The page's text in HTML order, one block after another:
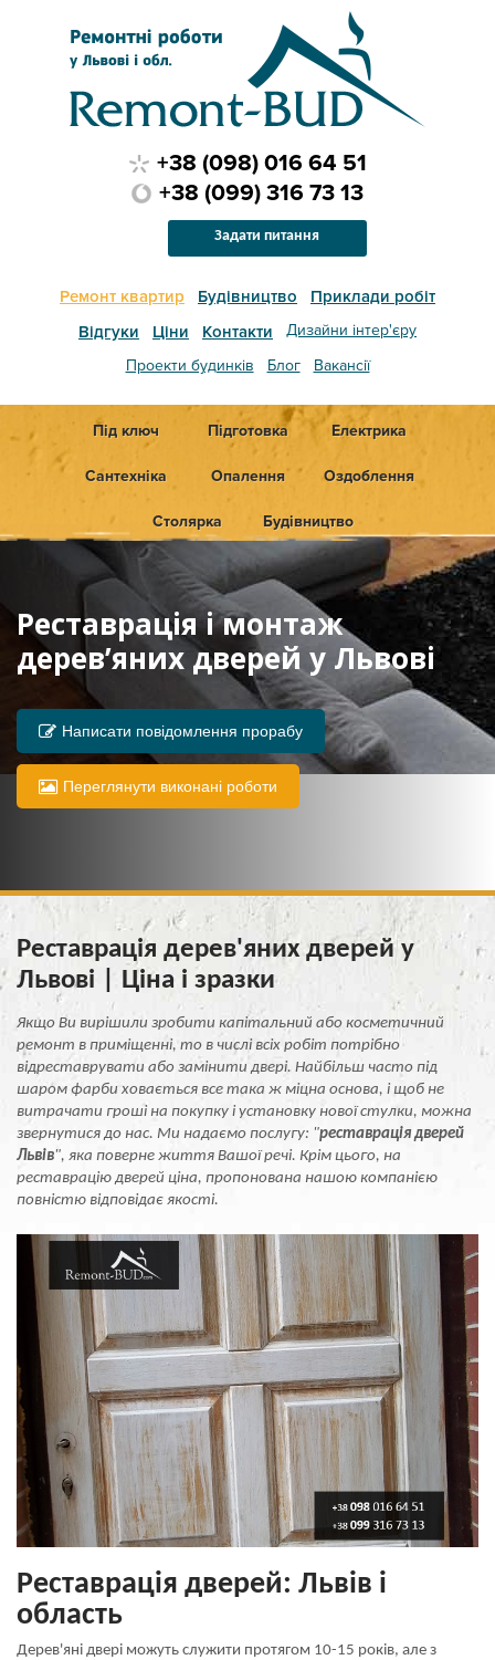
Ремонт квартир Будівництво
Приклади робіт
Відгуки
Ціни Контакти
Дизайни інтер'єру
Проекти будинків
Блог Вакансії
+38 (098) 016 64 51
+38 (099) 316 73 13
Задати питання
Під ключ Підготовка Електрика
Сантехніка Опалення Оздоблення
Столярка Будівництво
Реставрація і монтаж
дерев’яних дверей у Львові
Написати повідомлення прорабу
Переглянути виконані роботи
Реставрація дерев'яних дверей у
Львові | Ціна і зразки
Якщо Ви вирішили зробити капітальний або косметичний
ремонт в приміщенні, то в числі всіх робіт потрібно
відреставрувати або замінити двері. Найбільш часто під
шаром фарби ховається все така ж міцна основа, і щоб не
витрачати гроші на покупку і установку нової стулки, можна
звернутися до нас. Ми надаємо послугу: "реставрація дверей
Львів", яка поверне життя Вашої речі. Крім цього, на
реставрацію дверей ціна, пропонована нашою компанією
повністю відповідає якості.
Реставрація дверей: Львів і
область
Дерев'яні двері можуть служити протягом 10-15 років, але з